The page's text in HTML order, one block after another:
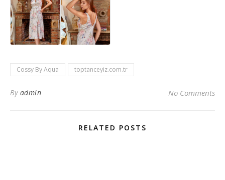
Cossy By Aqua toptanceyiz.com.tr
By admin No Comments
RELATED POSTS